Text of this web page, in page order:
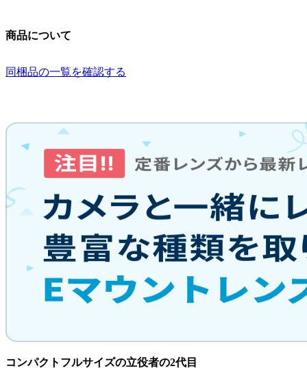
商品について
同梱品の一覧を確認する
コンパクトフルサイズの立役者の2代目